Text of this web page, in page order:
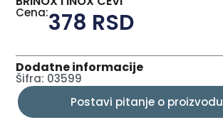
Cena:378 RSD
Dodatne informacije
Šifra: 03599
Postavi pitanje o proizvodu